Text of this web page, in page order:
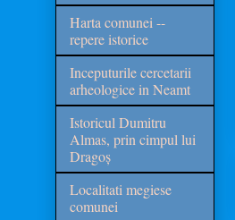
Harta comunei --
repere istorice
Inceputurile cercetarii
arheologice in Neamt
Istoricul Dumitru
Almas, prin cimpul lui
Dragoș
Localitati megiese
comunei